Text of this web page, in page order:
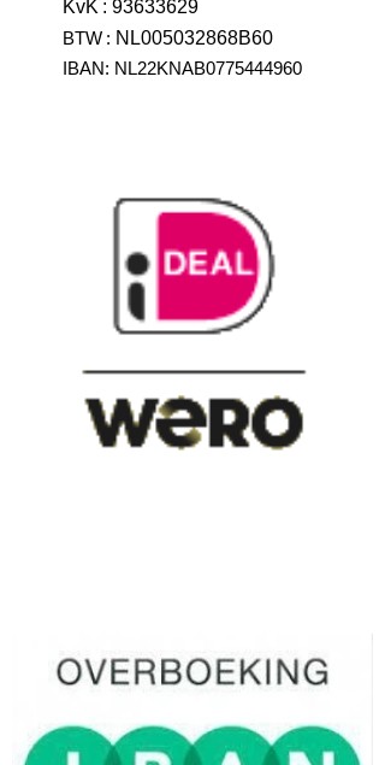
KvK : 93633629
BTW : NL005032868B60
IBAN: NL22KNAB0775444960